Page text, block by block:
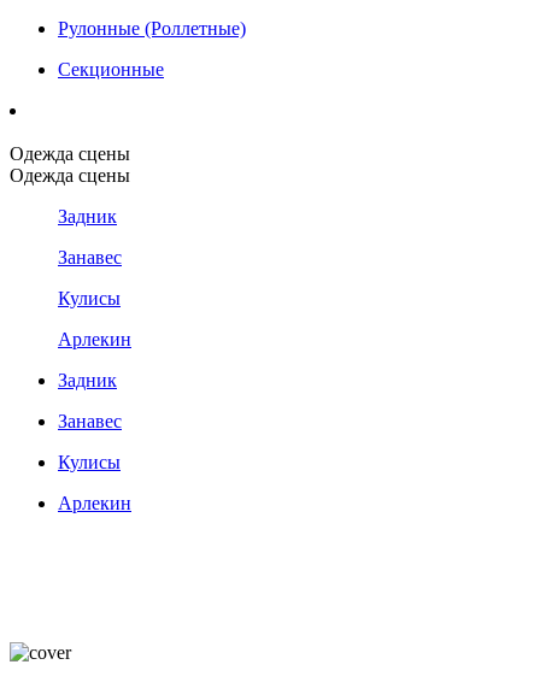
Рулонные (Роллетные)
Секционные
Одежда сцены
Одежда сцены
Задник
Занавес
Кулисы
Арлекин
Задник
Занавес
Кулисы
Арлекин